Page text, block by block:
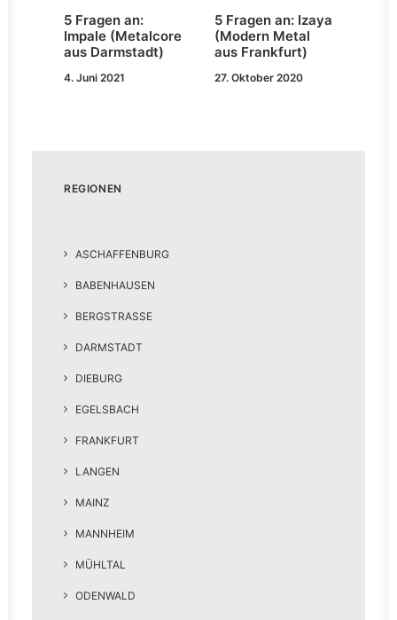
5 Fragen an:
Impale (Metalcore
aus Darmstadt)
4. Juni 2021
5 Fragen an: Izaya
(Modern Metal
aus Frankfurt)
27. Oktober 2020
REGIONEN
ASCHAFFENBURG
BABENHAUSEN
BERGSTRASSE
DARMSTADT
DIEBURG
EGELSBACH
FRANKFURT
LANGEN
MAINZ
MANNHEIM
MÜHLTAL
ODENWALD